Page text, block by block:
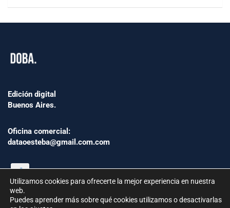
Edición digital
Buenos Aires.
Oficina comercial:
dataoesteba@gmail.com.com
Utilizamos cookies para ofrecerte la mejor experiencia en nuestra
web.
Puedes aprender más sobre qué cookies utilizamos o desactivarlas